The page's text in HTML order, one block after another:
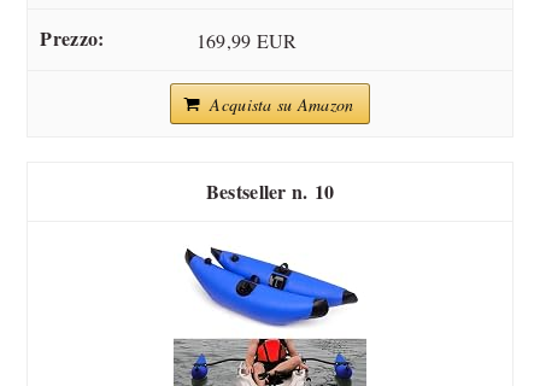
169,99 EUR
Acquista su Amazon
10